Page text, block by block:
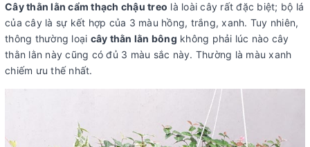
Cây thằn lằn cẩm thạch chậu treo là loài cây rất đặc biệt; bộ lá
của cây là sự kết hợp của 3 màu hồng, trắng, xanh. Tuy nhiên,
thông thường loại cây thằn lằn bông không phải lúc nào cây
thằn lằn này cũng có đủ 3 màu sắc này. Thường là màu xanh
chiếm ưu thế nhất.